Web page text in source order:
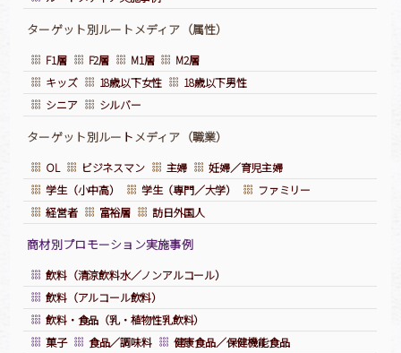
ターゲット別ルートメディア（属性）
F1層 F2層 M1層
M2層
キッズ
18歳以下女性
18歳以下男性
シニア
シルバー
ターゲット別ルー トメディア（職業）
OL ビジネスマン 主婦
妊婦／育児主婦
学生（小中高）
学生（専門／大学）
ファミリー
経営者
富裕層 訪日外国人
商材別プロモーション実施事例
飲料（清涼飲料水／ノンアルコール）
飲料（アルコール飲料）
飲料・食品（乳・植物性乳飲料）
菓子
食品／調味料
健康食品／保健機能食品